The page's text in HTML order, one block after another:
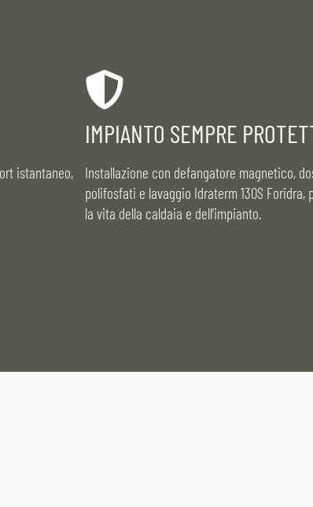
istantaneo,
IMPIANTO SEMPRE
Installazione con defangatore magnetico,
polifosfati e lavaggio Idraterm 130S Foridra,
la vita della caldaia e dell’impianto.